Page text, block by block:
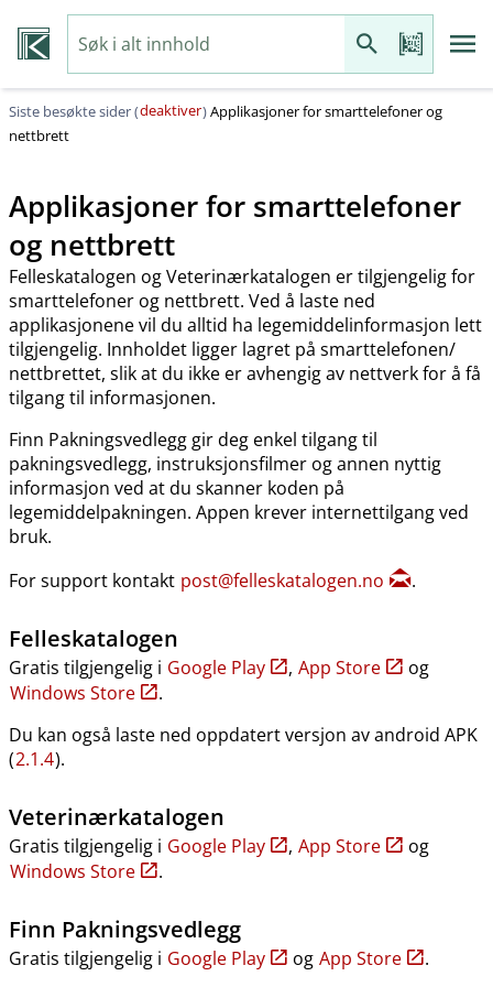
Siste besøkte sider (deaktiver)Applikasjoner for smarttelefoner og
nettbrett
Applikasjoner for smarttelefoner
og nettbrett
Felleskatalogen og Veterinærkatalogen er tilgjengelig for
smarttelefoner og nettbrett. Ved å laste ned
applikasjonene vil du alltid ha legemiddelinformasjon lett
tilgjengelig. Innholdet ligger lagret på smarttelefonen​/​
nettbrettet, slik at du ikke er avhengig av nettverk for å få
tilgang til informasjonen.
Finn Pakningsvedlegg gir deg enkel tilgang til
pakningsvedlegg, instruksjonsfilmer og annen nyttig
informasjon ved at du skanner koden på
legemiddelpakningen. Appen krever internettilgang ved
bruk.
For support kontakt post@felleskatalogen.no .
Felleskatalogen
Gratis tilgjengelig i Google Play , App Store
og
Windows Store
.
Du kan også laste ned oppdatert versjon av android APK
(2.1.4).
Veterinærkatalogen
Gratis tilgjengelig i Google Play , App Store
og
Windows Store
.
Finn Pakningsvedlegg
Gratis tilgjengelig i Google Play og App Store .